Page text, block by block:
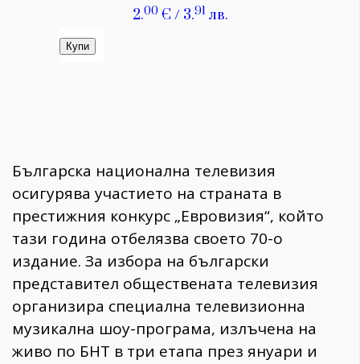
Българска национална телевизия
осигурява участието на страната в
престижния конкурс „Евровизия“, който
тази година отбелязва своето 70-о
издание. За избора на български
представител обществената телевизия
организира специална телевизионна
музикална шоу-програма, излъчена на
живо по БНТ в три етапа през януари и